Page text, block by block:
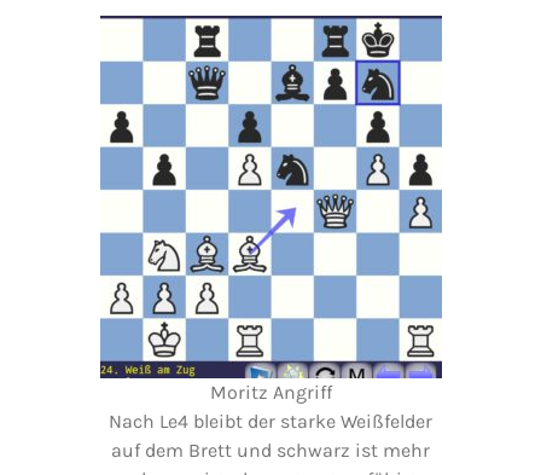
Moritz Angriff
Nach Le4 bleibt der starke Weißfelder
auf dem Brett und schwarz ist mehr